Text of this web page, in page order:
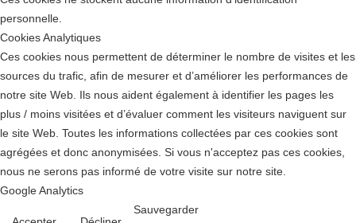
personnelle.
Cookies Analytiques
Ces cookies nous permettent de déterminer le nombre de visites et les
sources du trafic, afin de mesurer et d’améliorer les performances de
notre site Web. Ils nous aident également à identifier les pages les
plus / moins visitées et d’évaluer comment les visiteurs naviguent sur
le site Web. Toutes les informations collectées par ces cookies sont
agrégées et donc anonymisées. Si vous n'acceptez pas ces cookies,
nous ne serons pas informé de votre visite sur notre site.
Google Analytics
Sauvegarder